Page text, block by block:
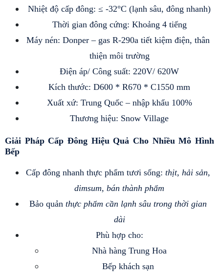
Nhiệt độ cấp đông: ≤ -32°C (lạnh sâu, đông nhanh)
Thời gian đông cứng: Khoảng 4 tiếng
Máy nén: Donper – gas R-290a tiết kiệm điện, thân
thiện môi trường
Điện áp/ Công suất: 220V/ 620W
Kích thước: D600 * R670 * C1550 mm
Xuất xứ: Trung Quốc – nhập khẩu 100%
Thương hiệu: Snow Village
Giải Pháp Cấp Đông Hiệu Quả Cho Nhiều Mô Hình
Bếp
Cấp đông nhanh thực phẩm tươi sống: thịt, hải sản,
dimsum, bán thành phẩm
Bảo quản thực phẩm cần lạnh sâu trong thời gian
dài
Phù hợp cho:
Nhà hàng Trung Hoa
Bếp khách sạn